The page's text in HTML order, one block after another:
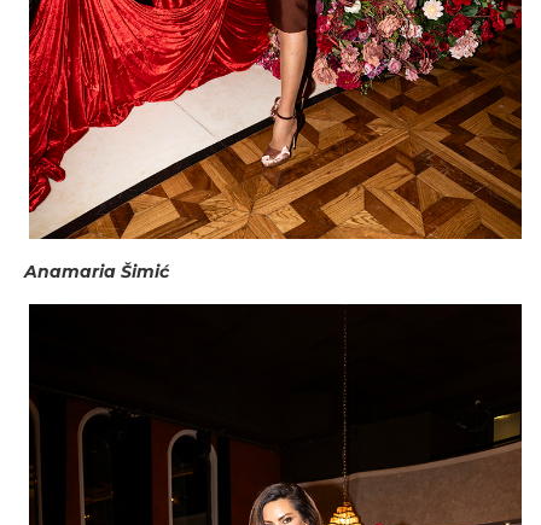
Anamaria Šimić